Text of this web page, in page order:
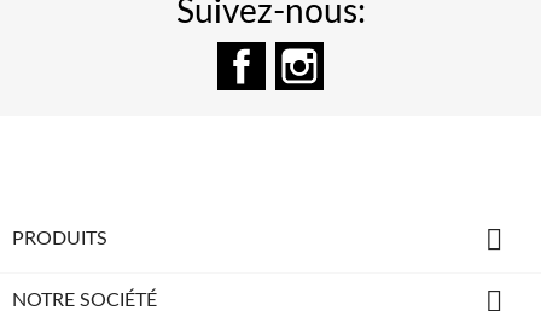
Suivez-nous:
Facebook
PRODUITS 
NOTRE SOCIÉTÉ 